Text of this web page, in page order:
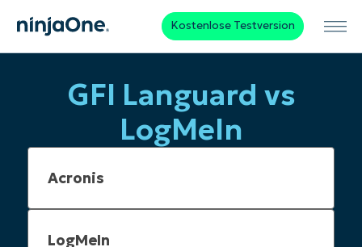
Kostenlose Testversion
GFI Languard vs
LogMeIn